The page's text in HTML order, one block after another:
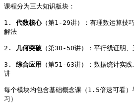
课程分为三大知识板块：
1. 代数核心（第1-29讲）：有理数运算技
解法
2. 几何突破 （第30-50讲）：平行线证明
3. 综合应用
（第51-63讲）：数据统计实
讲
每个模块均包含基础概念课（1.5倍速可看）
习）